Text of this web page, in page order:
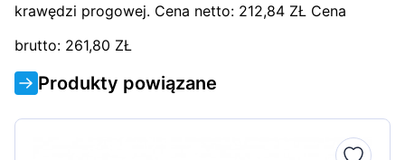
krawędzi progowej. Cena netto: 212,84 ZŁ Cena
brutto: 261,80 ZŁ
Produkty powiązane